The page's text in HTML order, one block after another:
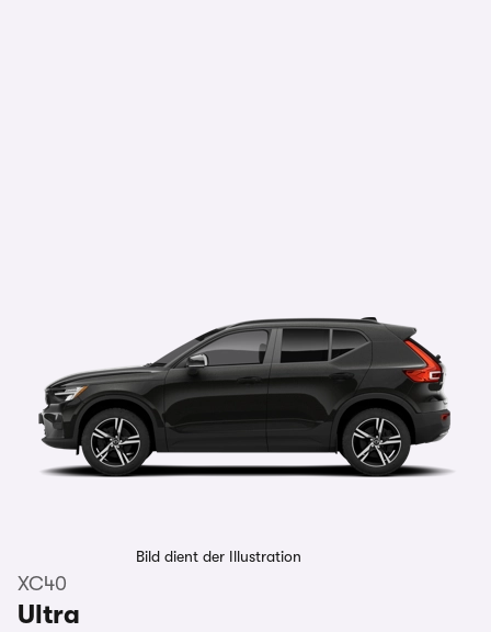
Bild dient der Illustration
XC40
Ultra